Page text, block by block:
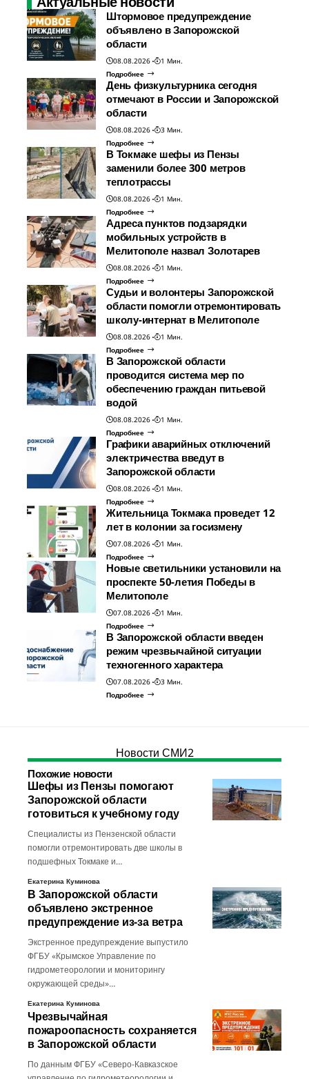
Штормовое предупреждение
объявлено в Запорожской
области
08.08.2026
1 Мин.
Подробнее
День физкультурника сегодня
отмечают в России и Запорожской
области
08.08.2026
3 Мин.
Подробнее
В Токмаке шефы из Пензы
заменили более 300 метров
теплотрассы
08.08.2026
1 Мин.
Подробнее
Адреса пунктов подзарядки
мобильных устройств в
Мелитополе назвал Золотарев
08.08.2026
1 Мин.
Подробнее
Судьи и волонтеры Запорожской
области помогли отремонтировать
школу-интернат в Мелитополе
08.08.2026
1 Мин.
Подробнее
В Запорожской области
проводится система мер по
обеспечению граждан питьевой
водой
08.08.2026
1 Мин.
Подробнее
Графики аварийных отключений
электричества введут в
Запорожской области
08.08.2026
1 Мин.
Подробнее
Жительница Токмака проведет 12
лет в колонии за госизмену
07.08.2026
1 Мин.
Подробнее
Новые светильники установили на
проспекте 50-летия Победы в
Мелитополе
07.08.2026
1 Мин.
Подробнее
В Запорожской области введен
режим чрезвычайной ситуации
техногенного характера
07.08.2026
3 Мин.
Подробнее
Новости СМИ2
Похожие новости
Шефы из Пензы помогают
Запорожской области
готовиться к учебному году
Специалисты из Пензенской области
помогли отремонтировать две школы в
подшефных Токмаке и…
Екатерина Куминова
В Запорожской области
объявлено экстренное
предупреждение из-за ветра
Экстренное предупреждение выпустило
ФГБУ «Крымское Управление по
гидрометеорологии и мониторингу
окружающей среды»…
Екатерина Куминова
Чрезвычайная
пожароопасность сохраняется
в Запорожской области
По данным ФГБУ «Северо-Кавказское